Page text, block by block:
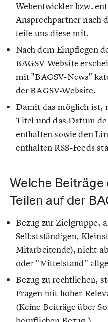
Webentwickler bzw.
Ansprechpartner nach
teile uns diese mit.
Nach dem Einpflegen
BAGSV-Website
mit "BAGSV-News"
der BAGSV-Website.
Damit das möglich ist,
Titel und das Datum
enthalten sowie den
enthalten RSS-Feeds
Welche Beiträge
Teilen auf der
Bezug zur Zielgruppe,
Selbstständigen,
Mitarbeitende), nicht
oder "Mittelstand"
Bezug zu rechtlichen,
Fragen mit hoher
(Keine Beiträge über